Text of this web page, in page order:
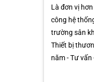
Là đơn vị
công hệ
trường sân
Thiết bị
năm - Tư vấn